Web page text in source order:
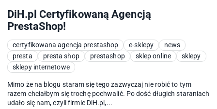
DiH.pl Certyfikowaną Agencją
PrestaShop!
certyfikowana agencja prestashop e-sklepy
news
presta
presta shop prestashop sklep online
sklepy
sklepy internetowe
Mimo że na blogu staram się tego zazwyczaj nie robić to tym
razem chciałbym się trochę pochwalić. Po dość długich staraniach
udało się nam, czyli firmie DiH.pl,...